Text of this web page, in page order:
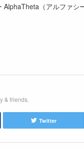
AlphaTheta（アルファ
& friends.
Twitter